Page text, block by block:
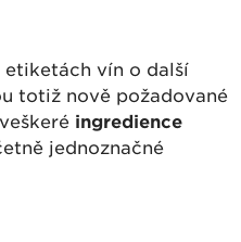
etiketách vín o další
totiž nově požadované
ingredience
jednoznačné